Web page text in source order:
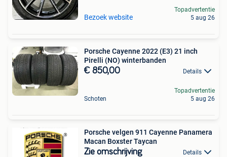
Bezoek website
Topadvertentie
5 aug 26
Porsche Cayenne 2022 (E3) 21 inch
Pirelli (NO) winterbanden
€ 850,00 Details
Schoten
Topadvertentie
5 aug 26
Porsche velgen 911 Cayenne Panamera
Macan Boxster Taycan
Zie omschrijving Details